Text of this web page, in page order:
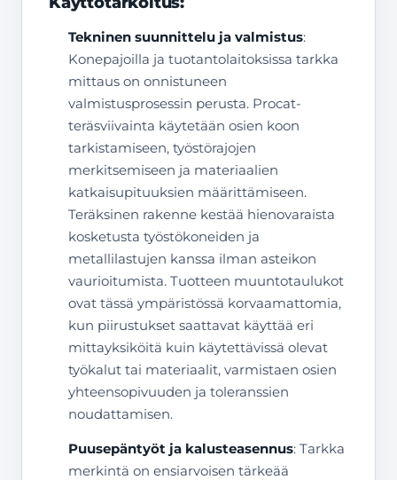
Tekninen suunnittelu ja valmistus:
Konepajoilla ja tuotantolaitoksissa tarkka
mittaus on onnistuneen
valmistusprosessin perusta. Procat-
teräsviivainta käytetään osien koon
tarkistamiseen, työstörajojen
merkitsemiseen ja materiaalien
katkaisupituuksien määrittämiseen.
Teräksinen rakenne kestää hienovaraista
kosketusta työstökoneiden ja
metallilastujen kanssa ilman asteikon
vaurioitumista. Tuotteen muuntotaulukot
ovat tässä ympäristössä korvaamattomia,
kun piirustukset saattavat käyttää eri
mittayksiköitä kuin käytettävissä olevat
työkalut tai materiaalit, varmistaen osien
yhteensopivuuden ja toleranssien
noudattamisen.
Puusepäntyöt ja kalusteasennus: Tarkka
merkintä on ensiarvoisen tärkeää